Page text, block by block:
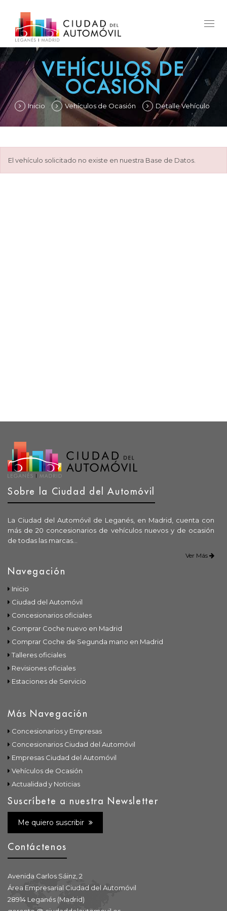
VEHÍCULOS DE
OCASIÓN
Inicio Vehículos de Ocasión Detalle Vehículo
El vehículo solicitado no existe en nuestra Base de Datos.
Sobre la Ciudad del Automóvil
La Ciudad del Automóvil de Leganés, en Madrid, cuenta con
más de 20 concesionarios de vehículos nuevos y de ocasión
de todas las marcas...
Ver Más
Navegación
Inicio
Ciudad del Automóvil
Concesionarios oficiales
Comprar Coche nuevo en Madrid
Comprar Coche de Segunda mano en Madrid
Talleres oficiales
Revisiones oficiales
Estaciones de Servicio
Más Navegación
Concesionarios y Empresas
Concesionarios Ciudad del Automóvil
Empresas Ciudad del Automóvil
Vehículos de Ocasión
Actualidad y Noticias
Suscríbete a nuestra Newsletter
Me quiero suscribir
Contáctenos
Avenida Carlos Sáinz, 2
Área Empresarial Ciudad del Automóvil
28914 Leganés (Madrid)